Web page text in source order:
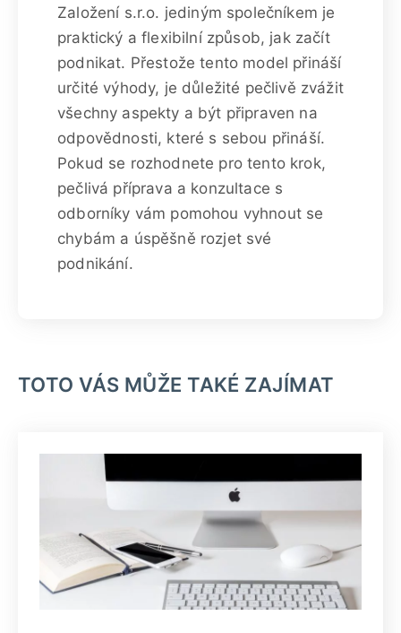
Založení s.r.o. jediným společníkem je
praktický a flexibilní způsob, jak začít
podnikat. Přestože tento model přináší
určité výhody, je důležité pečlivě zvážit
všechny aspekty a být připraven na
odpovědnosti, které s sebou přináší.
Pokud se rozhodnete pro tento krok,
pečlivá příprava a konzultace s
odborníky vám pomohou vyhnout se
chybám a úspěšně rozjet své
podnikání.
TOTO VÁS MŮŽE TAKÉ ZAJÍMAT